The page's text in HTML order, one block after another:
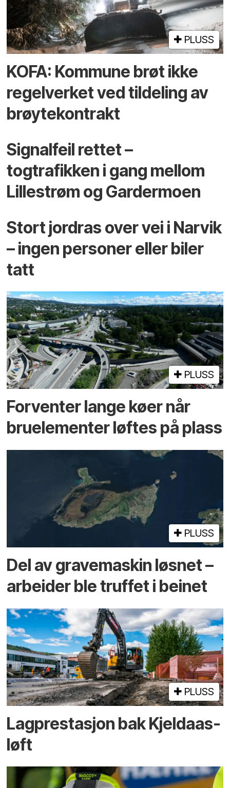
PLUSS
KOFA: Kommune brøt ikke
regelverket ved tildeling av
brøytekontrakt
Signalfeil rettet –
togtrafikken i gang mellom
Lillestrøm og Gardermoen
Stort jordras over vei i Narvik
– ingen personer eller biler
tatt
PLUSS
Forventer lange køer når
bru­elementer løftes på plass
PLUSS
Del av grave­maskin løsnet –
arbeider ble truffet i beinet
PLUSS
Lagprestasjon bak Kjeldaas-
løft